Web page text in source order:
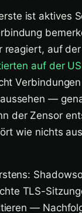
ist aktives
auf
auf der
—
der Zensor
wie nichts
TLS-
—